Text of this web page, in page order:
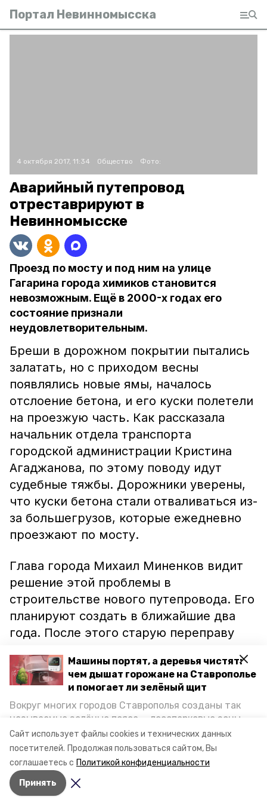
Сайт использует файлы cookies и технических данных
посетителей. Продолжая пользоваться сайтом, Вы
соглашаетесь с Политикой конфиденциальности
Принять
Машины портят, а деревья чистят:
чем дышат горожане на Ставрополье
и помогает ли зелёный щит
Вокруг многих городов Ставрополья созданы так
называемые зелёные пояса — лесопарковые зоны,
снижающие негативное воздействие выхлопных
газов на атмосферу. Справляются ли они с
постоянно растущим потоком автотранспорта и
каким воздухом дышат жители края, узнала
корреспондент «Победы26».
Портал Невинномысска
4 октября 2017, 11:34 Общество Фото:
Аварийный путепровод
отреставрируют в
Невинномысске
Проезд по мосту и под ним на улице
Гагарина города химиков становится
невозможным. Ещё в 2000-х годах его
состояние признали
неудовлетворительным.
Бреши в дорожном покрытии пытались
залатать, но с приходом весны
появлялись новые ямы, началось
отслоение бетона, и его куски полетели
на проезжую часть. Как рассказала
начальник отдела транспорта
городской администрации Кристина
Агаджанова, по этому поводу идут
судебные тяжбы. Дорожники уверены,
что куски бетона стали отваливаться из-
за большегрузов, которые ежедневно
проезжают по мосту.
Глава города Михаил Миненков видит
решение этой проблемы в
строительстве нового путепровода. Его
планируют создать в ближайшие два
года. После этого старую переправу
планируют завершить к 2020 году.
Невинномысска сообщал, что в двух
школах Кочубеевского районаоткрыли
новые спортивные залы.
Авторы: Ольга Самсонова